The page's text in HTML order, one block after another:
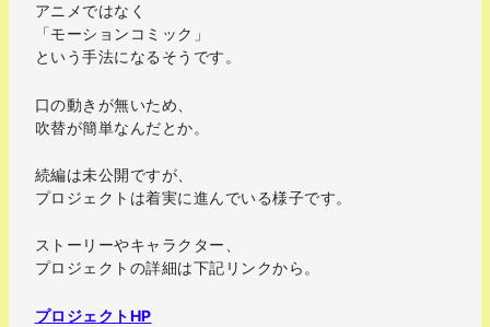
アニメではなく
「モーションコミック」
という手法になるそうです。
口の動きが無いため、
吹替が簡単なんだとか。
続編は未公開ですが、
プロジェクトは着実に進んでいる様子です。
ストーリーやキャラクター、
プロジェクトの詳細は下記リンクから。
プロジェクトHP